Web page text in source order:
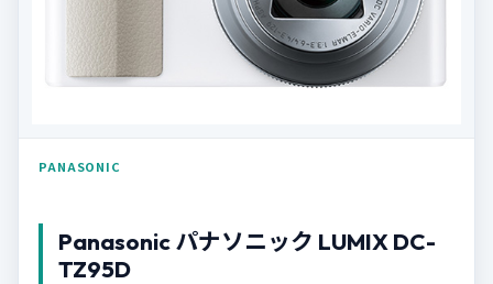
PANASONIC
Panasonic パナソニック LUMIX DC-
TZ95D